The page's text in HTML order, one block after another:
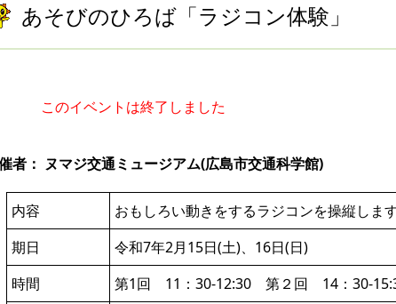
あそびのひろば「ラジコン体験」
このイベントは終了しました
者： ヌマジ交通ミュージアム(広島市交通科学館)
内容
おもしろい動きをするラジコンを操縦しま
期日
令和7年2月15日(土)、16日(日)
時間
第1回 11：30-12:30 第２回 14：30-